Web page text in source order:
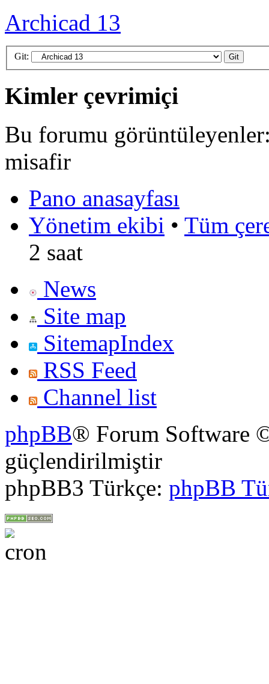
Archicad 13
Git:
Kimler çevrimiçi
Bu forumu
misafir
Pano anasayfası
Yönetim ekibi • Tüm
2 saat
News
Site map
SitemapIndex
RSS Feed
Channel list
phpBB® Forum Software
güçlendirilmiştir
phpBB3 Türkçe: phpBB